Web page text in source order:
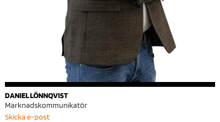
DANIEL LÖNNQVIST
Marknadskommunikatör
Skicka e-post